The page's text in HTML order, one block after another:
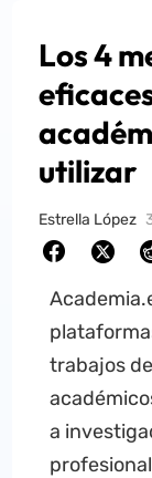
Los 4
utilizar
Estrella López
trabajos
a